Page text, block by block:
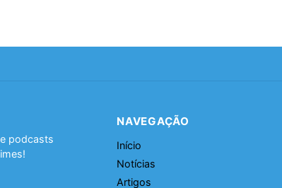
podcasts
NAVEGAÇÃO
Início
Notícias
Artigos